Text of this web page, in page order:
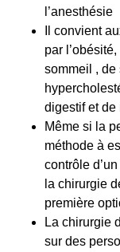
l’anesthésie
Il convient
par
sommeil , de
digestif et de
Même si la
méthode à
contrôle
la chirurgie
première
La chirurgie
sur des